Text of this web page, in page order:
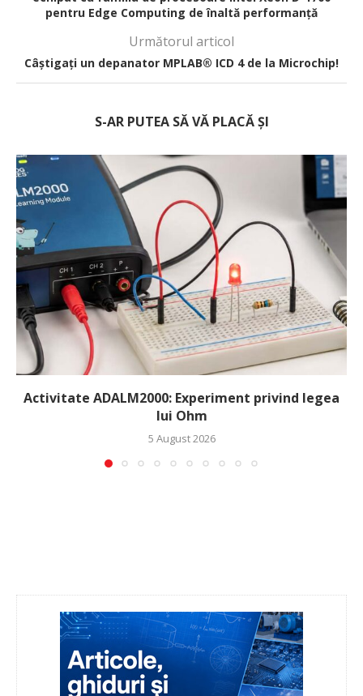
pentru Edge Computing de înaltă performanță
Următorul articol
Câștigați un depanator MPLAB® ICD 4 de la Microchip!
S-AR PUTEA SĂ VĂ PLACĂ ȘI
Activitate ADALM2000: Experiment privind legea
lui Ohm
5 August 2026